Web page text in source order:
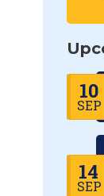
10
SEP
14
SEP